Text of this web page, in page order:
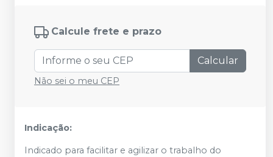
Calcule frete e prazo
Calcular
Não sei o meu CEP
Indicação:
Indicado para facilitar e agilizar o trabalho do